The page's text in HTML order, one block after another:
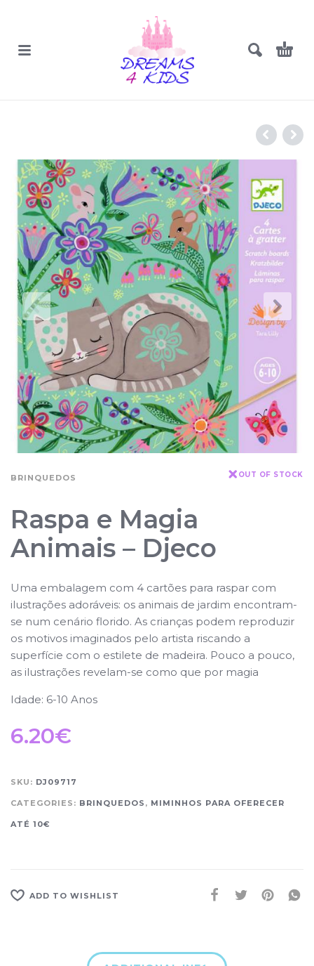
BRINQUEDOS OUT OF STOCK
Raspa e Magia
Animais – Djeco
Uma embalagem com 4 cartões para raspar com
ilustrações adoráveis: os animais de jardim encontram-
se num cenário florido. As crianças podem reproduzir
os motivos imaginados pelo artista riscando a
superfície com o estilete de madeira. Pouco a pouco,
as ilustrações revelam-se como que por magia
Idade: 6-10 Anos
6.20€
SKU: DJ09717
CATEGORIES: BRINQUEDOS , MIMINHOS PARA OFERECER
ATÉ 10€
ADD TO WISHLIST